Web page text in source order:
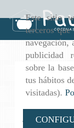
Este sitio
terceros
navegación,
publicidad
sobre la
tus hábitos
visitadas).
Inicio
Catálogo